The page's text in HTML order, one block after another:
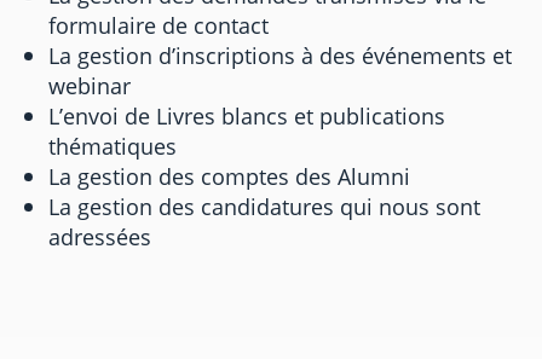
formulaire de contact
La gestion d’inscriptions à des événements et
webinar
L’envoi de Livres blancs et publications
thématiques
La gestion des comptes des Alumni
La gestion des candidatures qui nous sont
adressées